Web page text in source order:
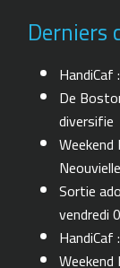
De
diversifie
Sortie
vendredi